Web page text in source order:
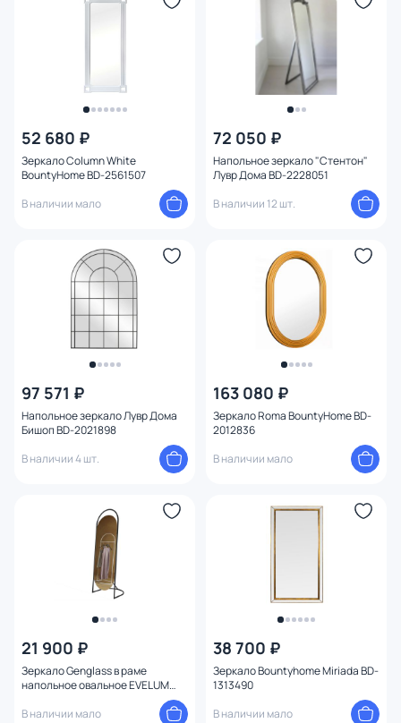
52 680 ₽
Зеркало Column White
BountyHome BD-2561507
В наличии мало
72 050 ₽
Напольное зеркало "Стентон"
Лувр Дома BD-2228051
В наличии 12 шт.
97 571 ₽
Напольное зеркало Лувр Дома
Бишоп BD-2021898
В наличии 4 шт.
163 080 ₽
Зеркало Roma BountyHome BD-
2012836
В наличии мало
21 900 ₽
Зеркало Genglass в раме
напольное овальное EVELUM
В наличии мало
38 700 ₽
Зеркало Bountyhome Miriada BD-
1313490
В наличии мало
Ширина (см)
Высота (см)
Ориентация
Материал рамы